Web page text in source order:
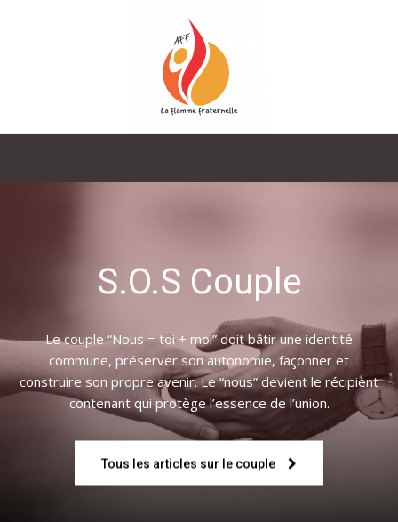
Fraternelle
–
S.O.S Couple
Le couple “Nous = toi + moi” doit bâtir une identité
commune, préserver son autonomie, façonner et
construire son propre avenir. Le “nous” devient le récipient
contenant qui protège l’essence de l’union.
Tous les articles sur le couple